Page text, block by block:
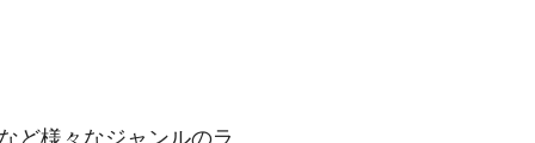
ど様々なジャンルのラ